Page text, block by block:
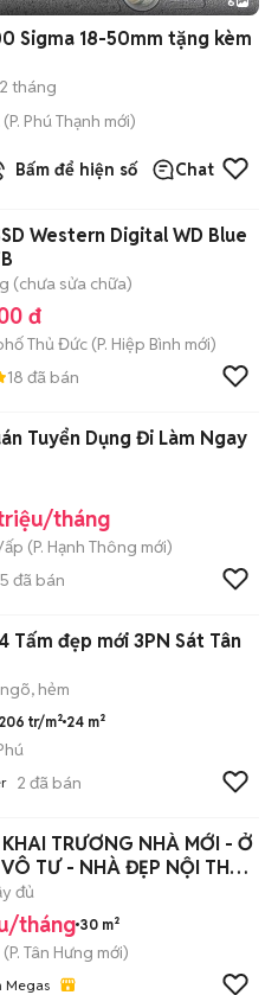
+2
Sigma 18-50mm tặng kèm
tháng
(P. Phú Thạnh mới)
Bấm để hiện số Chat
Western Digital WD Blue
(chưa sửa chữa)
đ
Thủ Đức (P. Hiệp Bình mới)
18 đã bán
Tuyển Dụng Đi Làm Ngay
tháng
(P. Hạnh Thông mới)
5 đã bán
Tấm đẹp mới 3PN Sát Tân
hẻm
206 tr/m² 24 m²
2 đã bán
KHAI TRƯƠNG NHÀ MỚI - Ở
TƯ - NHÀ ĐẸP NỘI THẤT
Q7
đủ
tháng 30 m²
(P. Tân Hưng mới)
Megas